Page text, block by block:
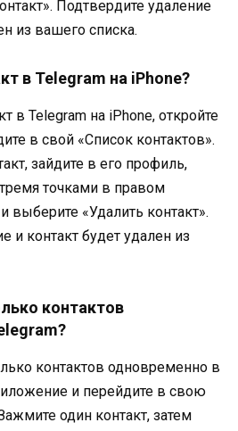
Подтвердите удаление
из вашего списка.
в Telegram на iPhone?
в Telegram на iPhone, откройте
в свой «Список контактов».
зайдите в его профиль,
точками в правом
выберите «Удалить контакт».
и контакт будет удален из
контактов
контактов одновременно в
и перейдите в свою
один контакт, затем